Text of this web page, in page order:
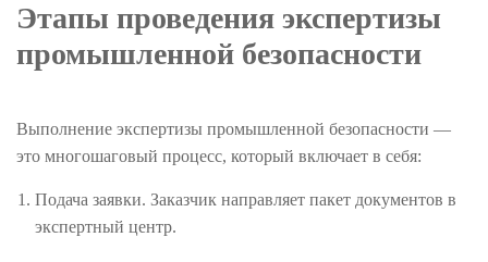
Этапы проведения экспертизы
промышленной безопасности
Выполнение экспертизы промышленной безопасности —
это многошаговый процесс, который включает в себя:
Подача заявки. Заказчик направляет пакет документов в
экспертный центр.